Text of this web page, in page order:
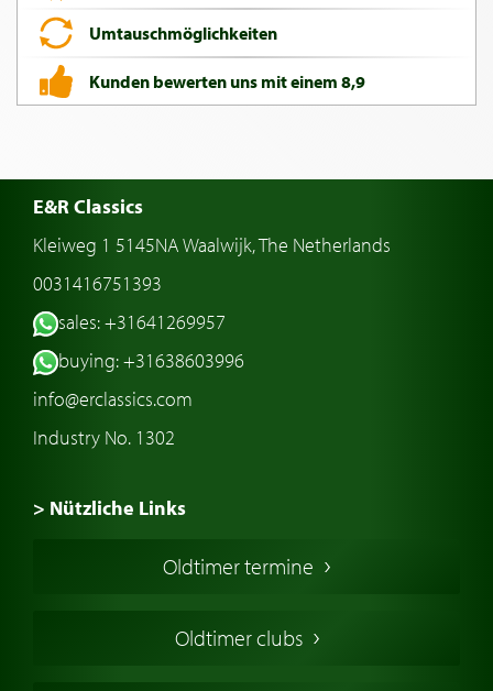
Umtauschmöglichkeiten
Kunden bewerten uns mit einem 8,9
E&R Classics
Kleiweg 1 5145NA Waalwijk, The Netherlands
0031416751393
sales: +31641269957
buying: +31638603996
info@erclassics.com
Industry No. 1302
> Nützliche Links
Oldtimers in Europa
Englische Oldtimer
Oldtimer termine
Oldtimer clubs